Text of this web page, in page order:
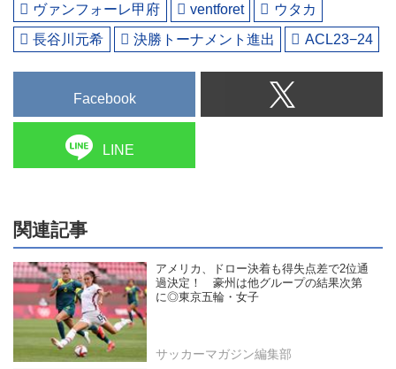
ヴァンフォーレ甲府
ventforet
ウタカ
長谷川元希
決勝トーナメント進出 ACL23−24
Facebook
LINE
関連記事
アメリカ、ドロー決着も得失点差で2位通
過決定！ 豪州は他グループの結果次第
に◎東京五輪・女子
サッカーマガジン編集部